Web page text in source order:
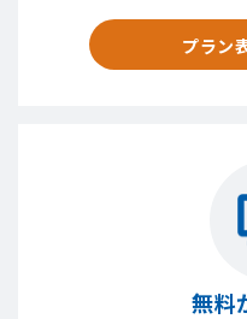
プラン
無料